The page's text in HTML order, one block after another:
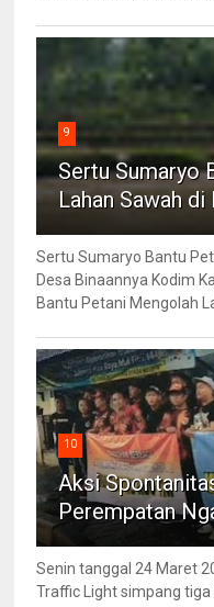
9
Sertu Sumaryo
Lahan Sawah di
Sertu Sumaryo Bantu
Desa Binaannya Kodim
Bantu Petani Mengolah
10
Aksi
Perempatan
Senin tanggal 24 Maret
Traffic Light simpang tiga